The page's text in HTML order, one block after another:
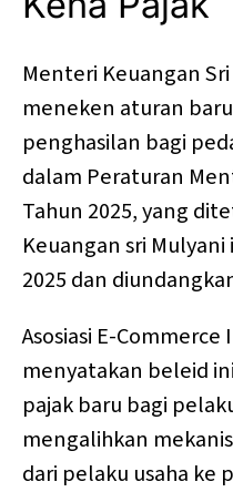
Menteri Keuangan
meneken aturan
penghasilan bagi
dalam Peraturan
Tahun 2025, yang
Keuangan sri
2025 dan
Asosiasi E-Commerce
menyatakan beleid
pajak baru bagi
mengalihkan
dari pelaku usaha ke